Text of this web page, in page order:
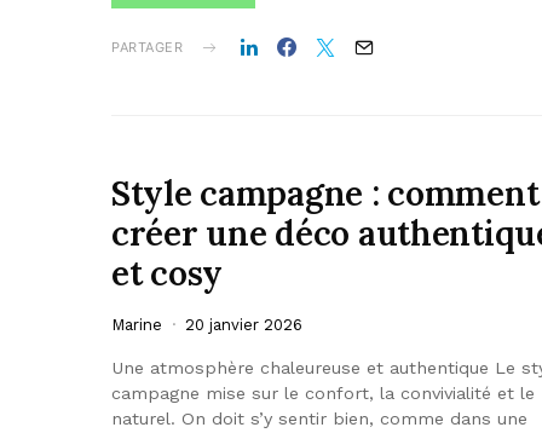
PARTAGER
Style campagne : comment
créer une déco
et cosy
Marine 20 janvier 2026
Une atmosphère chaleureuse et authentique Le
campagne mise sur le confort, la convivialité et le
naturel. On doit s’y sentir bien, comme dans une